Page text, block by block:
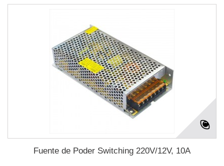
Fuente de Poder Switching 220V/12V, 10A